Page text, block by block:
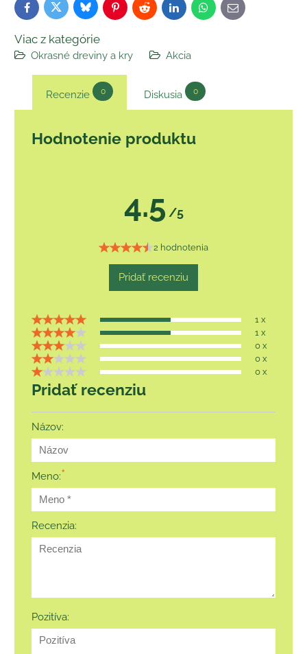
FacebookTwitterBlueskyPinterestReddit LinkedInWhatsApp
E-
mail
Viac z kategórie
Okrasné dreviny a kry Akcia
Recenzie 0 Diskusia 0
Hodnotenie produktu
4.5 /5
2 hodnotenia
Pridať recenziu
1 x
1 x
0 x
0 x
0 x
Pridať recenziu
Názov:
Meno:*
Recenzia:
Pozitíva: